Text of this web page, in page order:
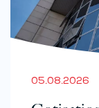
05.08.2026